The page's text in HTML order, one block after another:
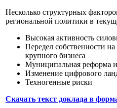
Несколько структурных
региональной политики в
Высокая активность
Передел собственности
крупного бизнеса
Муниципальная реформа
Изменение цифрового
Техногенные риски
Скачать текст доклада в